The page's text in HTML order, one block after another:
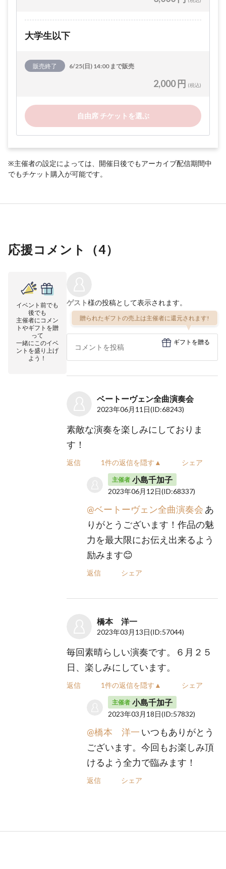
大学生以下
販売終了 6/25(日) 14:00 まで販売
2,000 円 (税込)
自由席 チケットを選ぶ
※主催者の設定によっては、開催日後でもアーカイブ配信期間中
でもチケット購入が可能です。
応援コメント（4）
イベント前でも
後でも
主催者にコメン
トやギフトを贈
って
一緒にこのイベ
ントを盛り上げ
よう！
ゲスト様の投稿として表示されます。
贈られたギフトの売上は主催者に還元されます!
ギフトを贈る
ベートーヴェン全曲演奏会
2023年06月11日(ID:68243)
素敵な演奏を楽しみにしておりま
す！
返信 1件の返信を隠す▲ シェア
主催者 小島千加子
2023年06月12日(ID:68337)
@ベートーヴェン全曲演奏会 あ
りがとうございます！作品の魅
力を最大限にお伝え出来るよう
励みます😊
返信 シェア
橋本 洋一
2023年03月13日(ID:57044)
毎回素晴らしい演奏です。６月２５
日、楽しみにしています。
返信 1件の返信を隠す▲ シェア
主催者 小島千加子
2023年03月18日(ID:57832)
@橋本 洋一 いつもありがとう
ございます。今回もお楽しみ頂
けるよう全力で臨みます！
返信 シェア